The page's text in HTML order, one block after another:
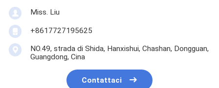
Miss. Liu
+8617727195625
NO.49, strada di Shida, Hanxishui, Chashan, Dongguan,
Guangdong, Cina
Contattaci